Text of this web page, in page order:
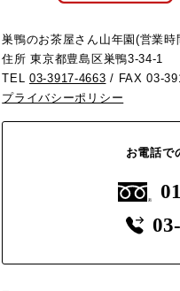
巣鴨のお茶屋さん山年園(営業
住所 東京都豊島区巣鴨3-34-1
TEL03-3917-4663 / FAX 03-
プライバシーポリシー
お電話で